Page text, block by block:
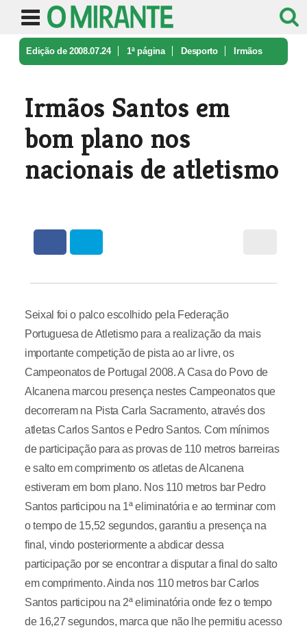
Edição de 2008.07.24 1ª página Desporto Irmãos
Irmãos Santos em
bom plano nos
nacionais de atletismo
Seixal foi o palco escolhido pela Federação
Portuguesa de Atletismo para a realização da mais
importante competição de pista ao ar livre, os
Campeonatos de Portugal 2008. A Casa do Povo de
Alcanena marcou presença nestes Campeonatos que
decorreram na Pista Carla Sacramento, através dos
atletas Carlos Santos e Pedro Santos. Com mínimos
de participação para as provas de 110 metros barreiras
e salto em comprimento os atletas de Alcanena
estiveram em bom plano. Nos 110 metros bar Pedro
Santos participou na 1ª eliminatória e ao terminar com
o tempo de 15,52 segundos, garantiu a presença na
final, vindo posteriormente a abdicar dessa
participação por se encontrar a disputar a final do salto
em comprimento. Ainda nos 110 metros bar Carlos
Santos participou na 2ª eliminatória onde fez o tempo
de 16,27 segundos, marca que não lhe permitiu acesso